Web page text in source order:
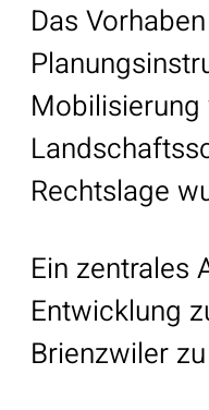
Das
Rechtslage
Ein zentrales
Entwicklung
Brienzwiler